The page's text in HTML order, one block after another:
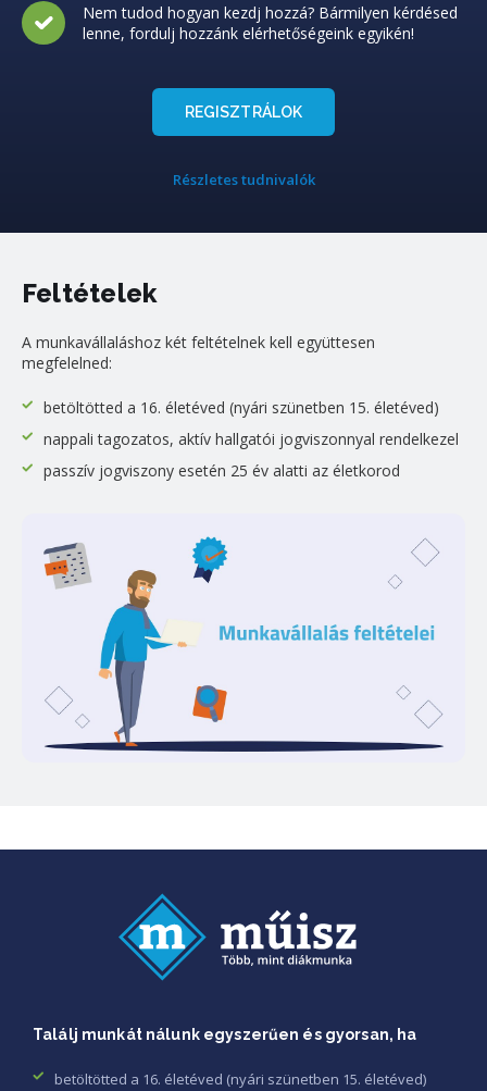
Nem tudod hogyan kezdj hozzá? Bármilyen kérdésed
lenne, fordulj hozzánk elérhetőségeink egyikén!
REGISZTRÁLOK
Részletes tudnivalók
Feltételek
A munkavállaláshoz két feltételnek kell együttesen
megfelelned:
betöltötted a 16. életéved (nyári szünetben 15. életéved)
nappali tagozatos, aktív hallgatói jogviszonnyal rendelkezel
passzív jogviszony esetén 25 év alatti az életkorod
Találj munkát nálunk egyszerűen és gyorsan, ha
betöltötted a 16. életéved (nyári szünetben 15. életéved)